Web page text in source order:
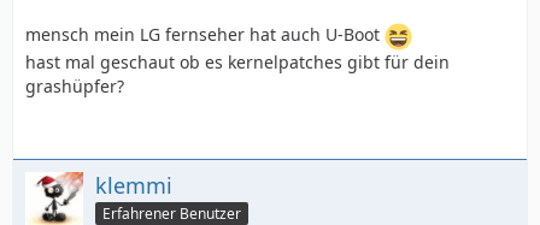
mensch mein LG fernseher hat auch U-Boot
hast mal geschaut ob es kernelpatches gibt für dein
grashüpfer?
klemmi
Erfahrener Benutzer